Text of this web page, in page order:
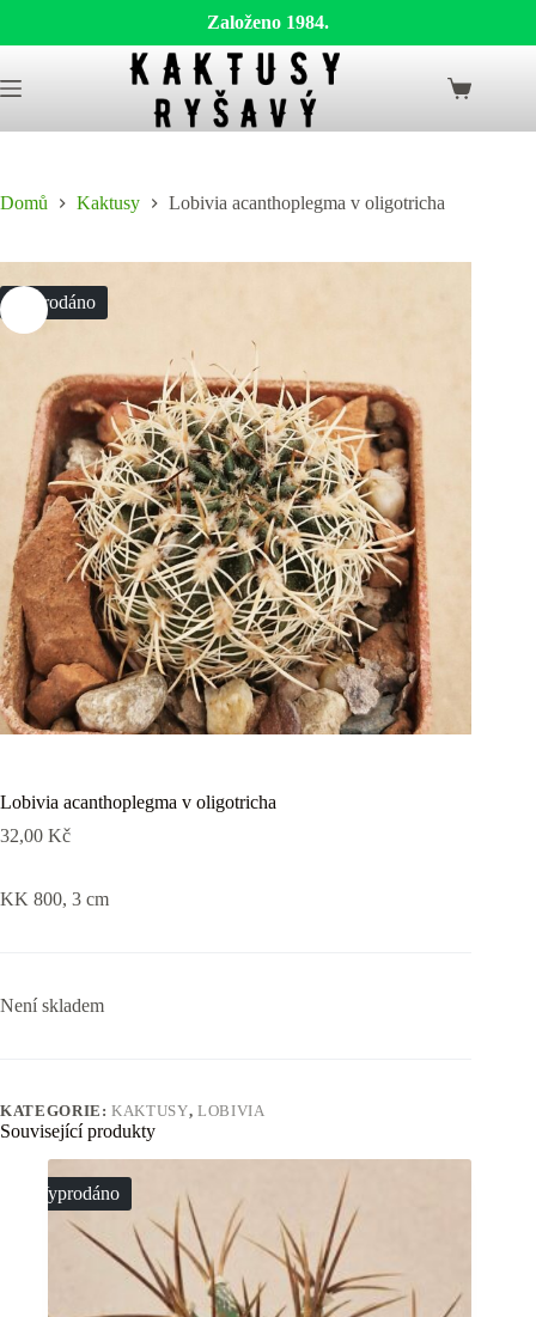
Založeno 1984.
to
content
Shopping
Domů Kaktusy Lobivia acanthoplegma v oligotricha
Vyprodáno
Lobivia acanthoplegma v oligotricha
32,00 Kč
KK 800, 3 cm
Není skladem
KATEGORIE:KAKTUSY,LOBIVIA
Související produkty
Vyprodáno